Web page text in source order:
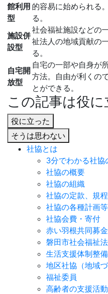
館利用
型
的容易に始められる
る。
施設併
設型
社会福祉施設などの
祉法人の地域貢献の
る。
自宅開
放型
自宅の一部や自身が
方法。自由が利くの
とができる。
この記事は役
役に立った
そうは思わない
社協とは
3分でわかる社協
社協の概要
社協の組織
社協の定款、規程
社協の各種計画等
社協会費・寄付
赤い羽根共同募金
磐田市社会福祉
生活支援体制整
地区社協（地域
福祉委員
高齢者の支援活動